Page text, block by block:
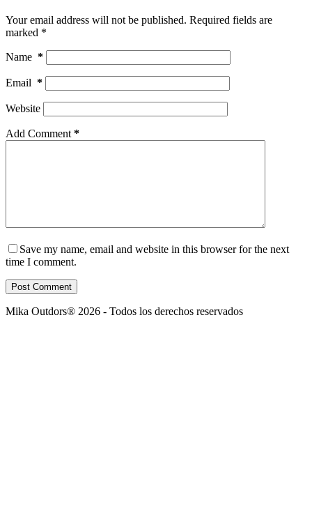
Your email address will not be published. Required fields are
marked *
Name *
Email *
Website
Add Comment *
Save my name, email and website in this browser for the next
time I comment.
Post Comment
Mika Outdors® 2026 - Todos los derechos reservados